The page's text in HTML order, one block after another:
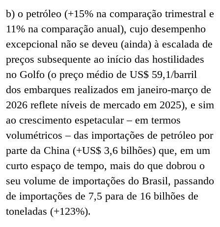
b) o petróleo (+15% na comparação trimestral e
11% na comparação anual), cujo desempenho
excepcional não se deveu (ainda) à escalada de
preços subsequente ao início das hostilidades
no Golfo (o preço médio de US$ 59,1/barril
dos embarques realizados em janeiro-março de
2026 reflete níveis de mercado em 2025), e sim
ao crescimento espetacular – em termos
volumétricos – das importações de petróleo por
parte da China (+US$ 3,6 bilhões) que, em um
curto espaço de tempo, mais do que dobrou o
seu volume de importações do Brasil, passando
de importações de 7,5 para de 16 bilhões de
toneladas (+123%).